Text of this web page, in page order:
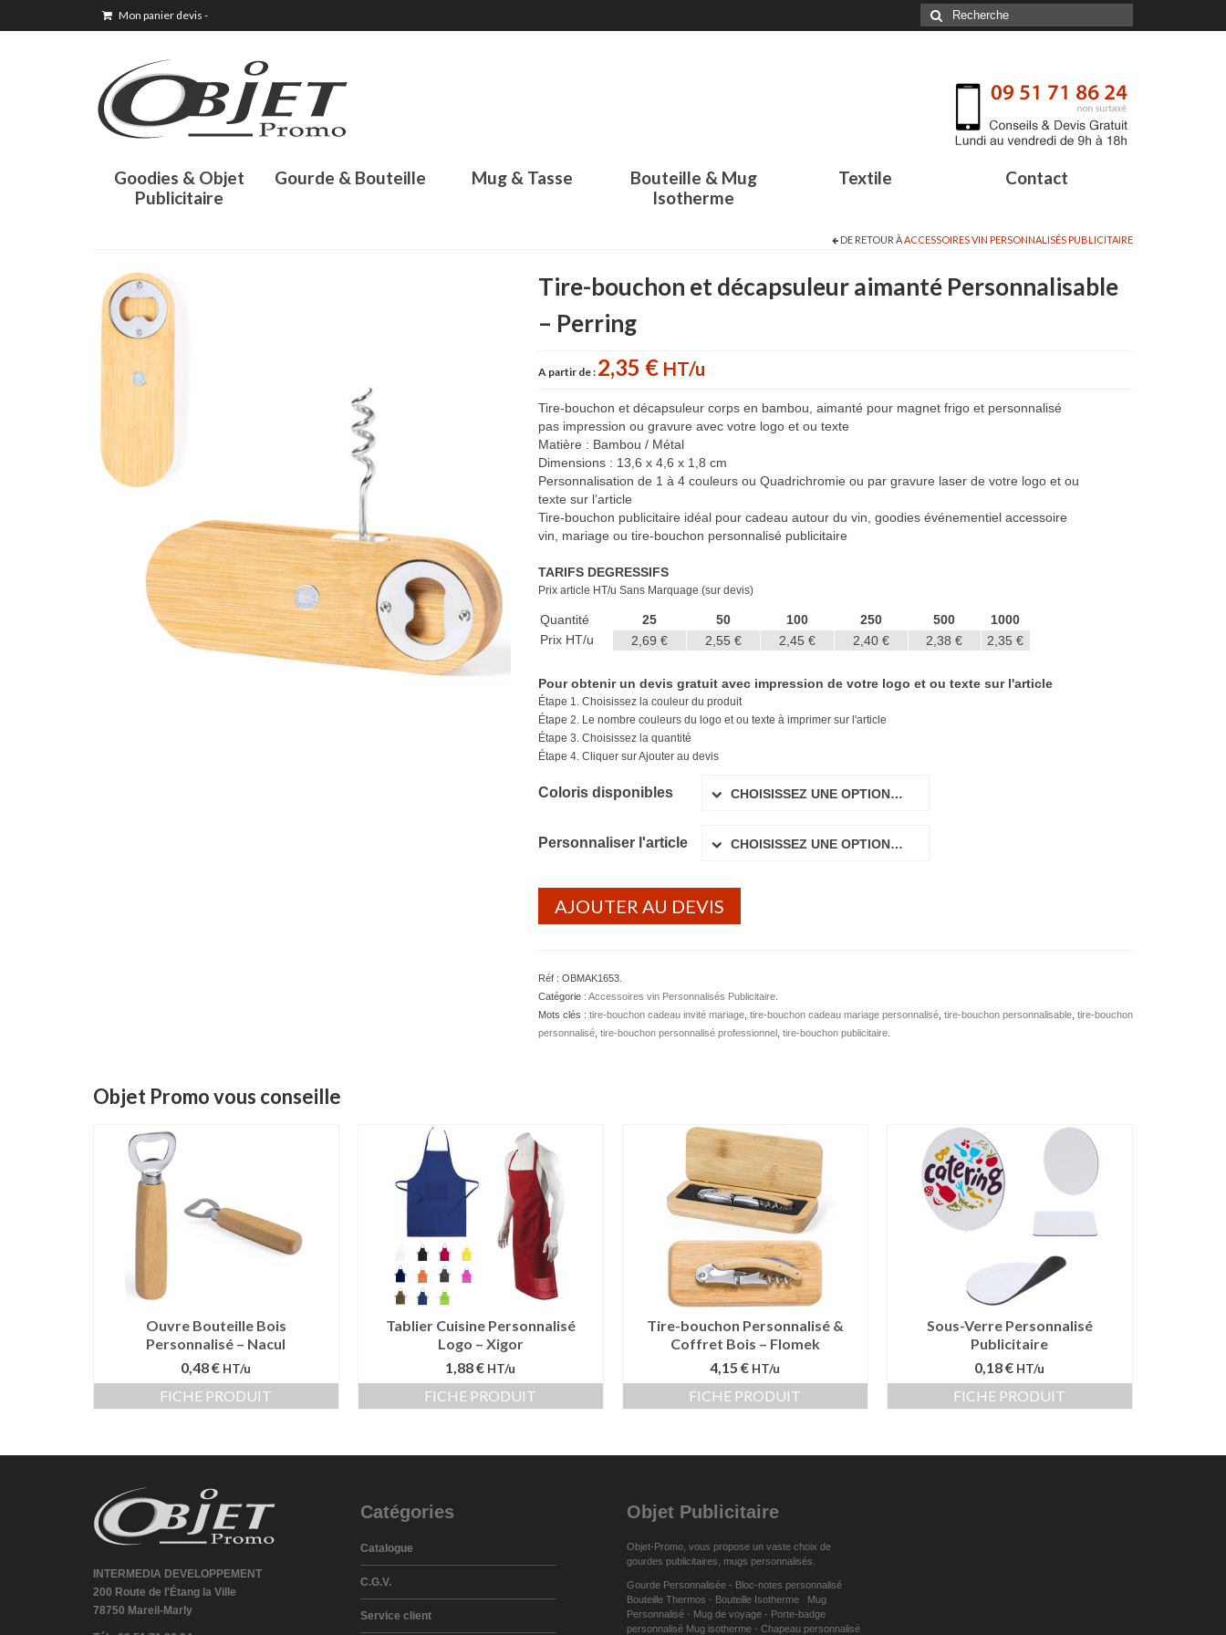
Mon panier devis -
Goodies & Objet
Publicitaire
Gourde & Bouteille Mug & Tasse
Bouteille & Mug
Isotherme
Textile Contact
DE RETOUR ÀACCESSOIRES VIN PERSONNALISÉS PUBLICITAIRE
Tire-bouchon et décapsuleur aimanté Personnalisable
– Perring
A partir de : 2,35 € HT/u
Tire-bouchon et décapsuleur corps en bambou, aimanté pour magnet frigo et personnalisé
pas impression ou gravure avec votre logo et ou texte
Matière : Bambou / Métal
Dimensions : 13,6 x 4,6 x 1,8 cm
Personnalisation de 1 à 4 couleurs ou Quadrichromie ou par gravure laser de votre logo et ou
texte sur l’article
Tire-bouchon publicitaire idéal pour cadeau autour du vin, goodies événementiel accessoire
vin, mariage ou tire-bouchon personnalisé publicitaire
TARIFS DEGRESSIFS
Prix article HT/u Sans Marquage (sur devis)
Quantité 25 50 100 250 500
1000
Prix HT/u
2,69 € 2,55 € 2,45 € 2,40 € 2,38 € 2,35 €
Pour obtenir un devis gratuit avec impression de votre logo et ou texte sur l'article
Étape 1. Choisissez la couleur du produit
Étape 2. Le nombre couleurs du logo et ou texte à imprimer sur l'article
Étape 3. Choisissez la quantité
Étape 4. Cliquer sur Ajouter au devis
Coloris disponibles CHOISISSEZ UNE OPTION…
Personnaliser l'article CHOISISSEZ UNE OPTION…
AJOUTER AU DEVIS
Réf : OBMAK1653.
Catégorie : Accessoires vin Personnalisés Publicitaire.
Mots clés : tire-bouchon cadeau invité mariage, tire-bouchon cadeau mariage personnalisé, tire-bouchon personnalisable, tire-bouchon
personnalisé, tire-bouchon personnalisé professionnel, tire-bouchon publicitaire.
Objet Promo vous conseille
Ouvre Bouteille Bois
Personnalisé – Nacul
0,48 € HT/u
FICHE PRODUIT
Tablier Cuisine Personnalisé
Logo – Xigor
1,88 € HT/u
FICHE PRODUIT
Tire-bouchon Personnalisé &
Coffret Bois – Flomek
4,15 € HT/u
FICHE PRODUIT
Sous-Verre Personnalisé
Publicitaire
0,18 € HT/u
FICHE PRODUIT
INTERMEDIA DEVELOPPEMENT
200 Route de l'Étang la Ville
78750 Mareil-Marly
Catégories
Catalogue
C.G.V.
Service client
Objet Publicitaire
Objet-Promo, vous propose un vaste choix de
gourdes publicitaires
mugs personnalisés
Gourde Personnalisée - Bloc-notes personnalisé
Bouteille Thermos - Bouteille Isotherme
Mug
Personnalisé - Mug de voyage - Porte-badge
personnalisé Mug isotherme - Chapeau personnalisé